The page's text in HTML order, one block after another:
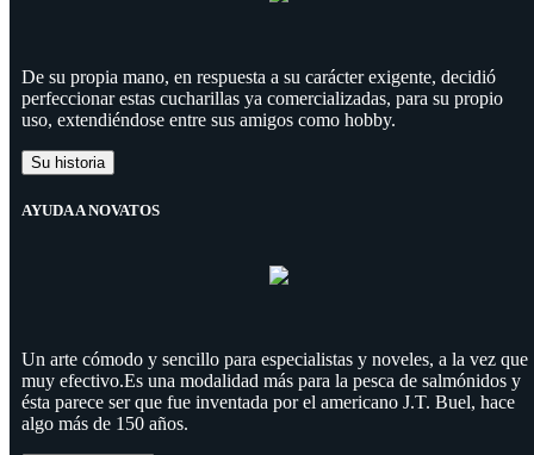
De su propia mano, en respuesta a su carácter exigente, decidió
perfeccionar estas cucharillas ya comercializadas, para su propio
uso, extendiéndose entre sus amigos como hobby.
Su historia
AYUDA A NOVATOS
Un arte cómodo y sencillo para especialistas y noveles, a la vez que
muy efectivo.Es una modalidad más para la pesca de salmónidos y
ésta parece ser que fue inventada por el americano J.T. Buel, hace
algo más de 150 años.